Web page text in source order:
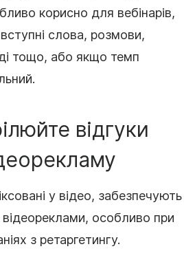
корисно для вебінарів,
слова, розмови,
тощо, або якщо темп
відгуки
у відео, забезпечують
відеореклами, особливо при
з ретаргетингу.